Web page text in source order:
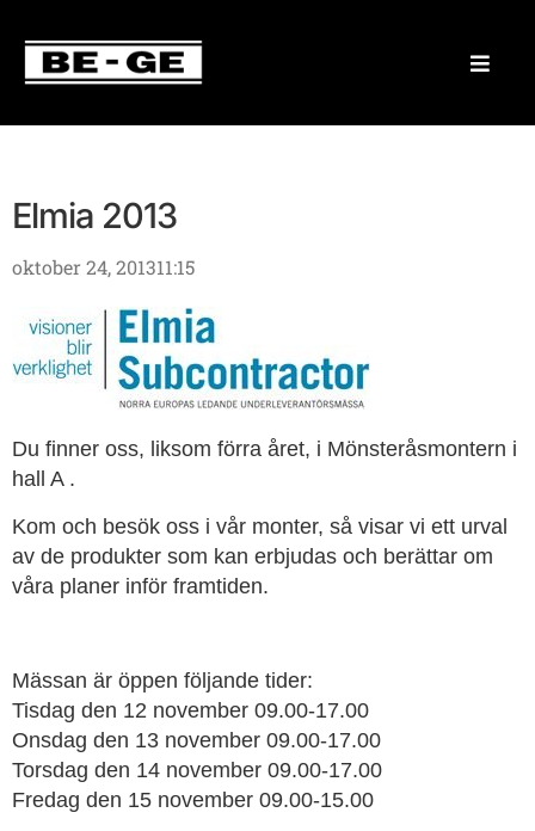
Elmia 2013
oktober 24, 201311:15
Du finner oss, liksom förra året, i Mönsteråsmontern i
hall A .
Kom och besök oss i vår monter, så visar vi ett urval
av de produkter som kan erbjudas och berättar om
våra planer inför framtiden.
Mässan är öppen följande tider:
Tisdag den 12 november 09.00-17.00
Onsdag den 13 november 09.00-17.00
Torsdag den 14 november 09.00-17.00
Fredag den 15 november 09.00-15.00